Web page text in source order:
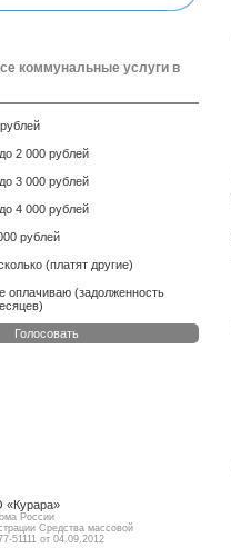
коммунальные услуги в
2 000 рублей
3 000 рублей
4 000 рублей
рублей
(платят другие)
оплачиваю (задолженность
Голосовать
России
Средства массовой
51111 от 04.09.2012